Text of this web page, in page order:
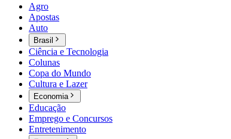
Agro
Apostas
Auto
Brasil
Ciência e Tecnologia
Colunas
Copa do Mundo
Cultura e Lazer
Economia
Educação
Emprego e Concursos
Entretenimento